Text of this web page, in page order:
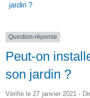
jardin ?
Question-réponse
Peut-on
son jardin ?
Vérifié le 27 janvier 2021 -